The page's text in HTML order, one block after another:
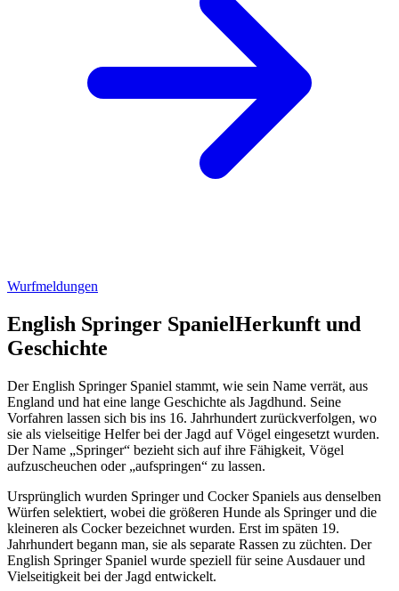
Wurfmeldungen
English Springer SpanielHerkunft und
Geschichte
Der English Springer Spaniel stammt, wie sein Name verrät, aus
England und hat eine lange Geschichte als Jagdhund. Seine
Vorfahren lassen sich bis ins 16. Jahrhundert zurückverfolgen, wo
sie als vielseitige Helfer bei der Jagd auf Vögel eingesetzt wurden.
Der Name „Springer“ bezieht sich auf ihre Fähigkeit, Vögel
aufzuscheuchen oder „aufspringen“ zu lassen.
Ursprünglich wurden Springer und Cocker Spaniels aus denselben
Würfen selektiert, wobei die größeren Hunde als Springer und die
kleineren als Cocker bezeichnet wurden. Erst im späten 19.
Jahrhundert begann man, sie als separate Rassen zu züchten. Der
English Springer Spaniel wurde speziell für seine Ausdauer und
Vielseitigkeit bei der Jagd entwickelt.